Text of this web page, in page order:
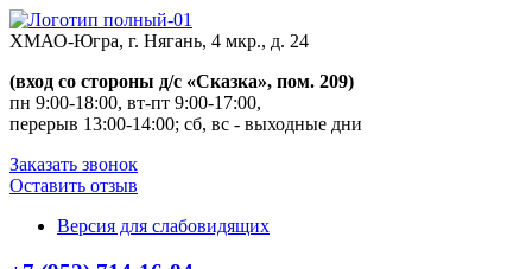
Перейти
к
ХМАО-Югра, г. Нягань, 4 мкр., д. 24
(вход со стороны д/с «Сказка», пом. 209)
пн 9:00-18:00, вт-пт 9:00-17:00,
перерыв 13:00-14:00; сб, вс - выходные дни
Заказать звонок
Оставить отзыв
Версия для слабовидящих